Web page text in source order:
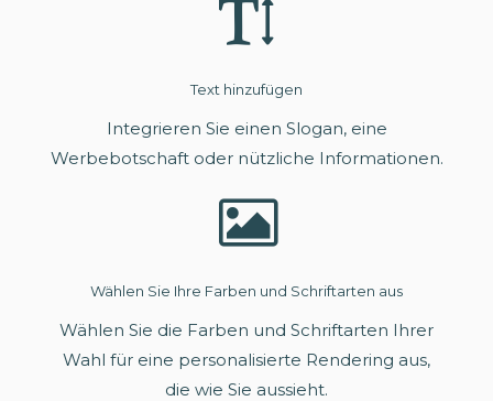
Text hinzufügen
Integrieren Sie einen Slogan, eine
Werbebotschaft oder nützliche Informationen.
Wählen Sie Ihre Farben und Schriftarten aus
Wählen Sie die Farben und Schriftarten Ihrer
Wahl für eine personalisierte Rendering aus,
die wie Sie aussieht.